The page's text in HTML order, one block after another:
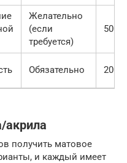
Желательно
(если
требуется)
500
Обязательно 200
акрила
получить матовое
и каждый имеет